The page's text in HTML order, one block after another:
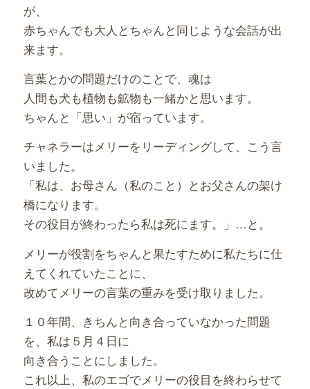
が、
赤ちゃんでも大人とちゃんと同じような会話が出
来ます。
言葉とかの問題だけのことで、魂は
人間も犬も植物も鉱物も一緒かと思います。
ちゃんと「思い」が宿っています。
チャネラーはメリーをリーディングして、こう言
いました。
「私は、お母さん（私のこと）とお父さんの架け
橋になります。
その役目が終わったら私は死にます。」…と。
メリーが役割をちゃんと果たすために私たちに仕
えてくれていたことに、
改めてメリーの言葉の重みを受け取りました。
１０年間、きちんと向き合っていなかった問題
を、私は５月４日に
向き合うことにしました。
これ以上、私のエゴでメリーの役目を終わらせて